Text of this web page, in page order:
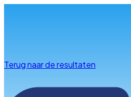
Terug naar de resultaten